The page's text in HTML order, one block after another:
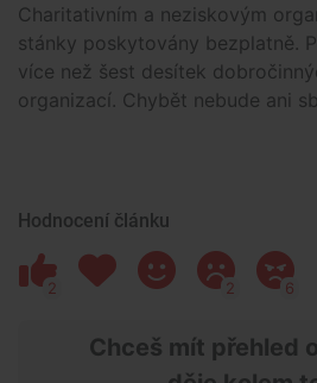
Charitativním a neziskovým
stánky poskytovány bezplatně.
více než šest desítek
organizací. Chybět nebude ani
Hodnocení článku
2 2 6
Chceš mít přehled